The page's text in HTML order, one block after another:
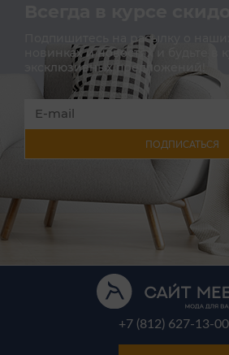
Всегда в курсе
Подпишитесь на расылку о
новинках и новостях и будьте в
эксклюзивных предложений!
ПОДПИСАТЬСЯ
+7 (812) 627-13-00